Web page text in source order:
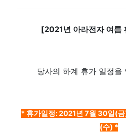
[2021년 아라전자 여름
당사의 하계 휴가 일정을
* 휴가일정: 2021년 7월 30일(
(수) *